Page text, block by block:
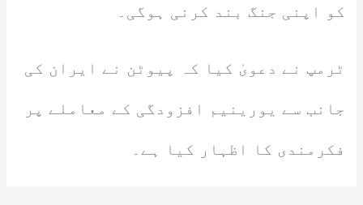
کو اپنی جنگ بند کرنی ہوگی۔
ٹرمپ نے دعویٰ کیا کہ پیوٹن نے ایران کی
جانب سے یورینیم افزودگی کے معاملے پر
فکرمندی کا اظہار کیا ہے۔